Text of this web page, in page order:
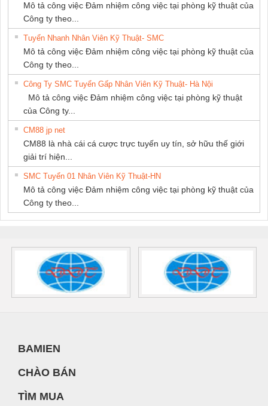
Mô tả công việc Đảm nhiệm công việc tại phòng kỹ thuật của
Công ty theo...
Tuyển Nhanh Nhân Viên Kỹ Thuật- SMC
Mô tả công việc Đảm nhiệm công việc tại phòng kỹ thuật của
Công ty theo...
Công Ty SMC Tuyển Gấp Nhân Viên Kỹ Thuật- Hà Nội
Mô tả công việc Đảm nhiệm công việc tại phòng kỹ thuật
của Công ty...
CM88 jp net
CM88 là nhà cái cá cược trực tuyến uy tín, sở hữu thế giới
giải trí hiện...
SMC Tuyển 01 Nhân Viên Kỹ Thuật-HN
Mô tả công việc Đảm nhiệm công việc tại phòng kỹ thuật của
Công ty theo...
BAMIEN
CHÀO BÁN
TÌM MUA